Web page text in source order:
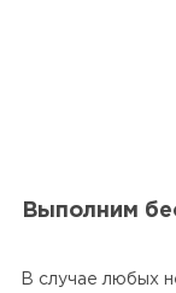
Выполним
В случае любых